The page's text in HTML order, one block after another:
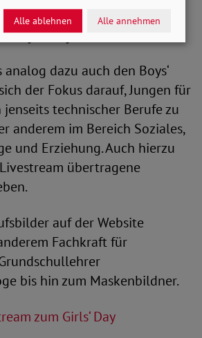
Day"
dazu auch den Boys‘
der Fokus darauf, Jungen für
technischer Berufe zu
anderem im Bereich Soziales,
und Erziehung. Auch hierzu
übertragene
auf der Website
Fachkraft für
bis hin zum Maskenbildner.
zum Girls‘ Day
Alle ablehnen Alle annehmen